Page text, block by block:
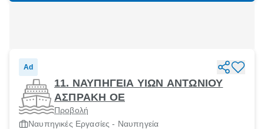
Ad
11. ΝΑΥΠΗΓΕΙΑ ΥΙΩΝ ΑΝΤΩΝΙΟΥ
ΑΣΠΡΑΚΗ ΟΕ
Προβολή
Ναυπηγικές Εργασίες - Ναυπηγεία